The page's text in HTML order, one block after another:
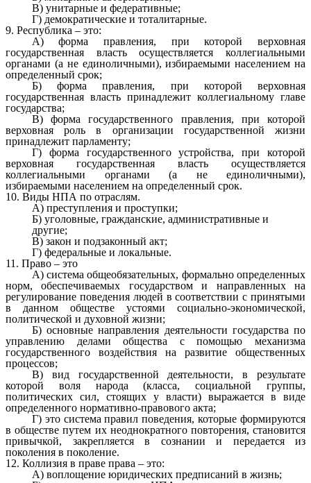
В) унитарные и федеративные;
Г) демократические и тоталитарные.
9. Республика – это:
А) форма правления, при которой верховная
государственная власть осуществляется коллегиальными
органами (а не единоличными), избираемыми населением на
определенный срок;
Б) форма правления, при которой верховная
государственная власть принадлежит коллегиальному главе
государства;
В) форма государственного правления, при которой
верховная роль в организации государственной жизни
принадлежит парламенту;
Г) форма государственного устройства, при которой
верховная государственная власть осуществляется
коллегиальными органами (а не единоличными),
избираемыми населением на определенный срок.
10. Виды НПА по отраслям.
А) преступления и проступки;
Б) уголовные, гражданские, административные и
другие;
В) закон и подзаконный акт;
Г) федеральные и локальные.
11. Право – это
А) система общеобязательных, формально определенных
норм, обеспечиваемых государством и направленных на
регулирование поведения людей в соответствии с принятыми
в данном обществе устоями социально-экономической,
политической и духовной жизни;
Б) основные направления деятельности государства по
управлению делами общества с помощью механизма
государственного воздействия на развитие общественных
процессов;
В) вид государственной деятельности, в результате
которой воля народа (класса, социальной группы,
политических сил, стоящих у власти) выражается в виде
определенного нормативно-правового акта;
Г) это система правил поведения, которые формируются
в обществе путем их неоднократного повторения, становится
привычкой, закрепляется в сознании и передается из
поколения в поколение.
12. Коллизия в праве права – это:
А) воплощение юридических предписаний в жизнь;